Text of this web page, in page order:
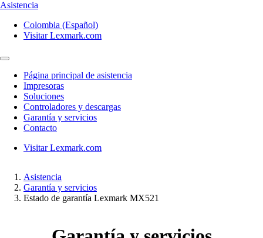
Asistencia
Colombia (Español)
Visitar Lexmark.com
Página principal de asistencia
Impresoras
Soluciones
Controladores y descargas
Garantía y servicios
Contacto
Visitar Lexmark.com
Asistencia
Garantía y servicios
Estado de garantía Lexmark MX521